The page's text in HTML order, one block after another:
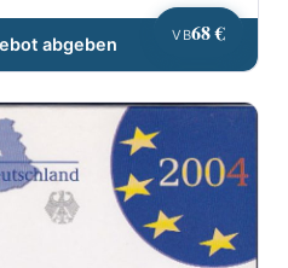
VB68 €
abgeben